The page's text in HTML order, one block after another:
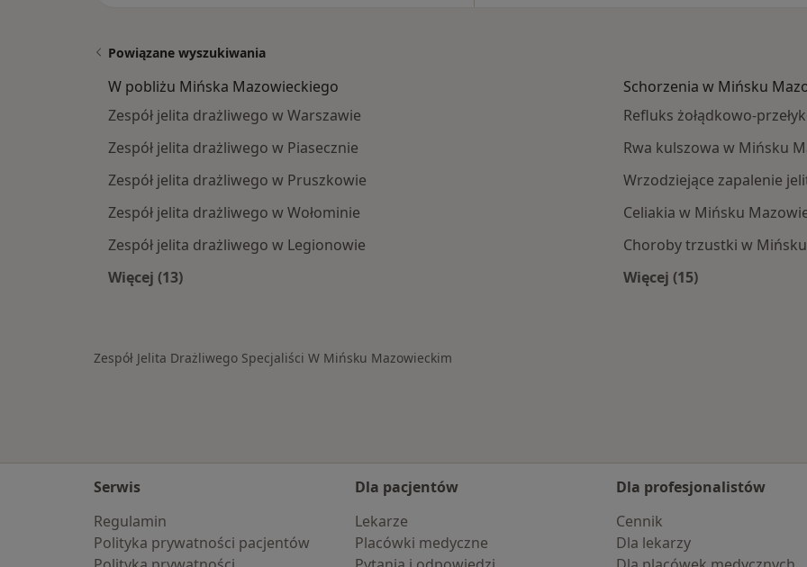
Powiązane wyszukiwania
W pobliżu Mińska Mazowieckiego
Zespół jelita drażliwego w Warszawie
Zespół jelita drażliwego w Piasecznie
Zespół jelita drażliwego w Pruszkowie
Zespół jelita drażliwego w Wołominie
Zespół jelita drażliwego w Legionowie
Więcej (13)
Schorzenia w Mińsku
Refluks żołądkowo-
Rwa kulszowa w Mińsku
Wrzodziejące zapalenie
Celiakia w Mińsku
Choroby trzustki w
Więcej (15)
Zespół Jelita Drażliwego Specjaliści W Mińsku Mazowieckim
Serwis
Regulamin
Polityka prywatności pacjentów
Dla pacjentów
Lekarze
Placówki medyczne
Dla profesjonalistów
Cennik
Dla lekarzy